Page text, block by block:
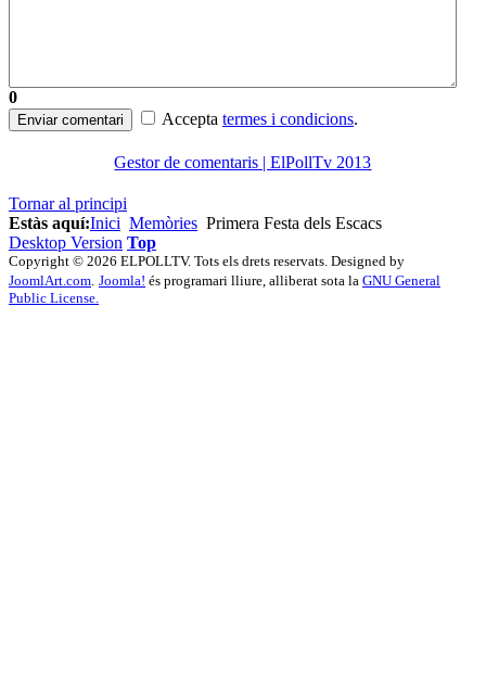
0
Enviar comentari Accepta termes i condicions.
Gestor de comentaris | ElPollTv 2013
Tornar al principi
Estàs aquí:Inici Memòries Primera Festa dels Escacs
Desktop Version Top
Copyright © 2026 ELPOLLTV. Tots els drets reservats. Designed by
JoomlArt.com Joomla! és programari lliure, alliberat sota la GNU General
Public License.